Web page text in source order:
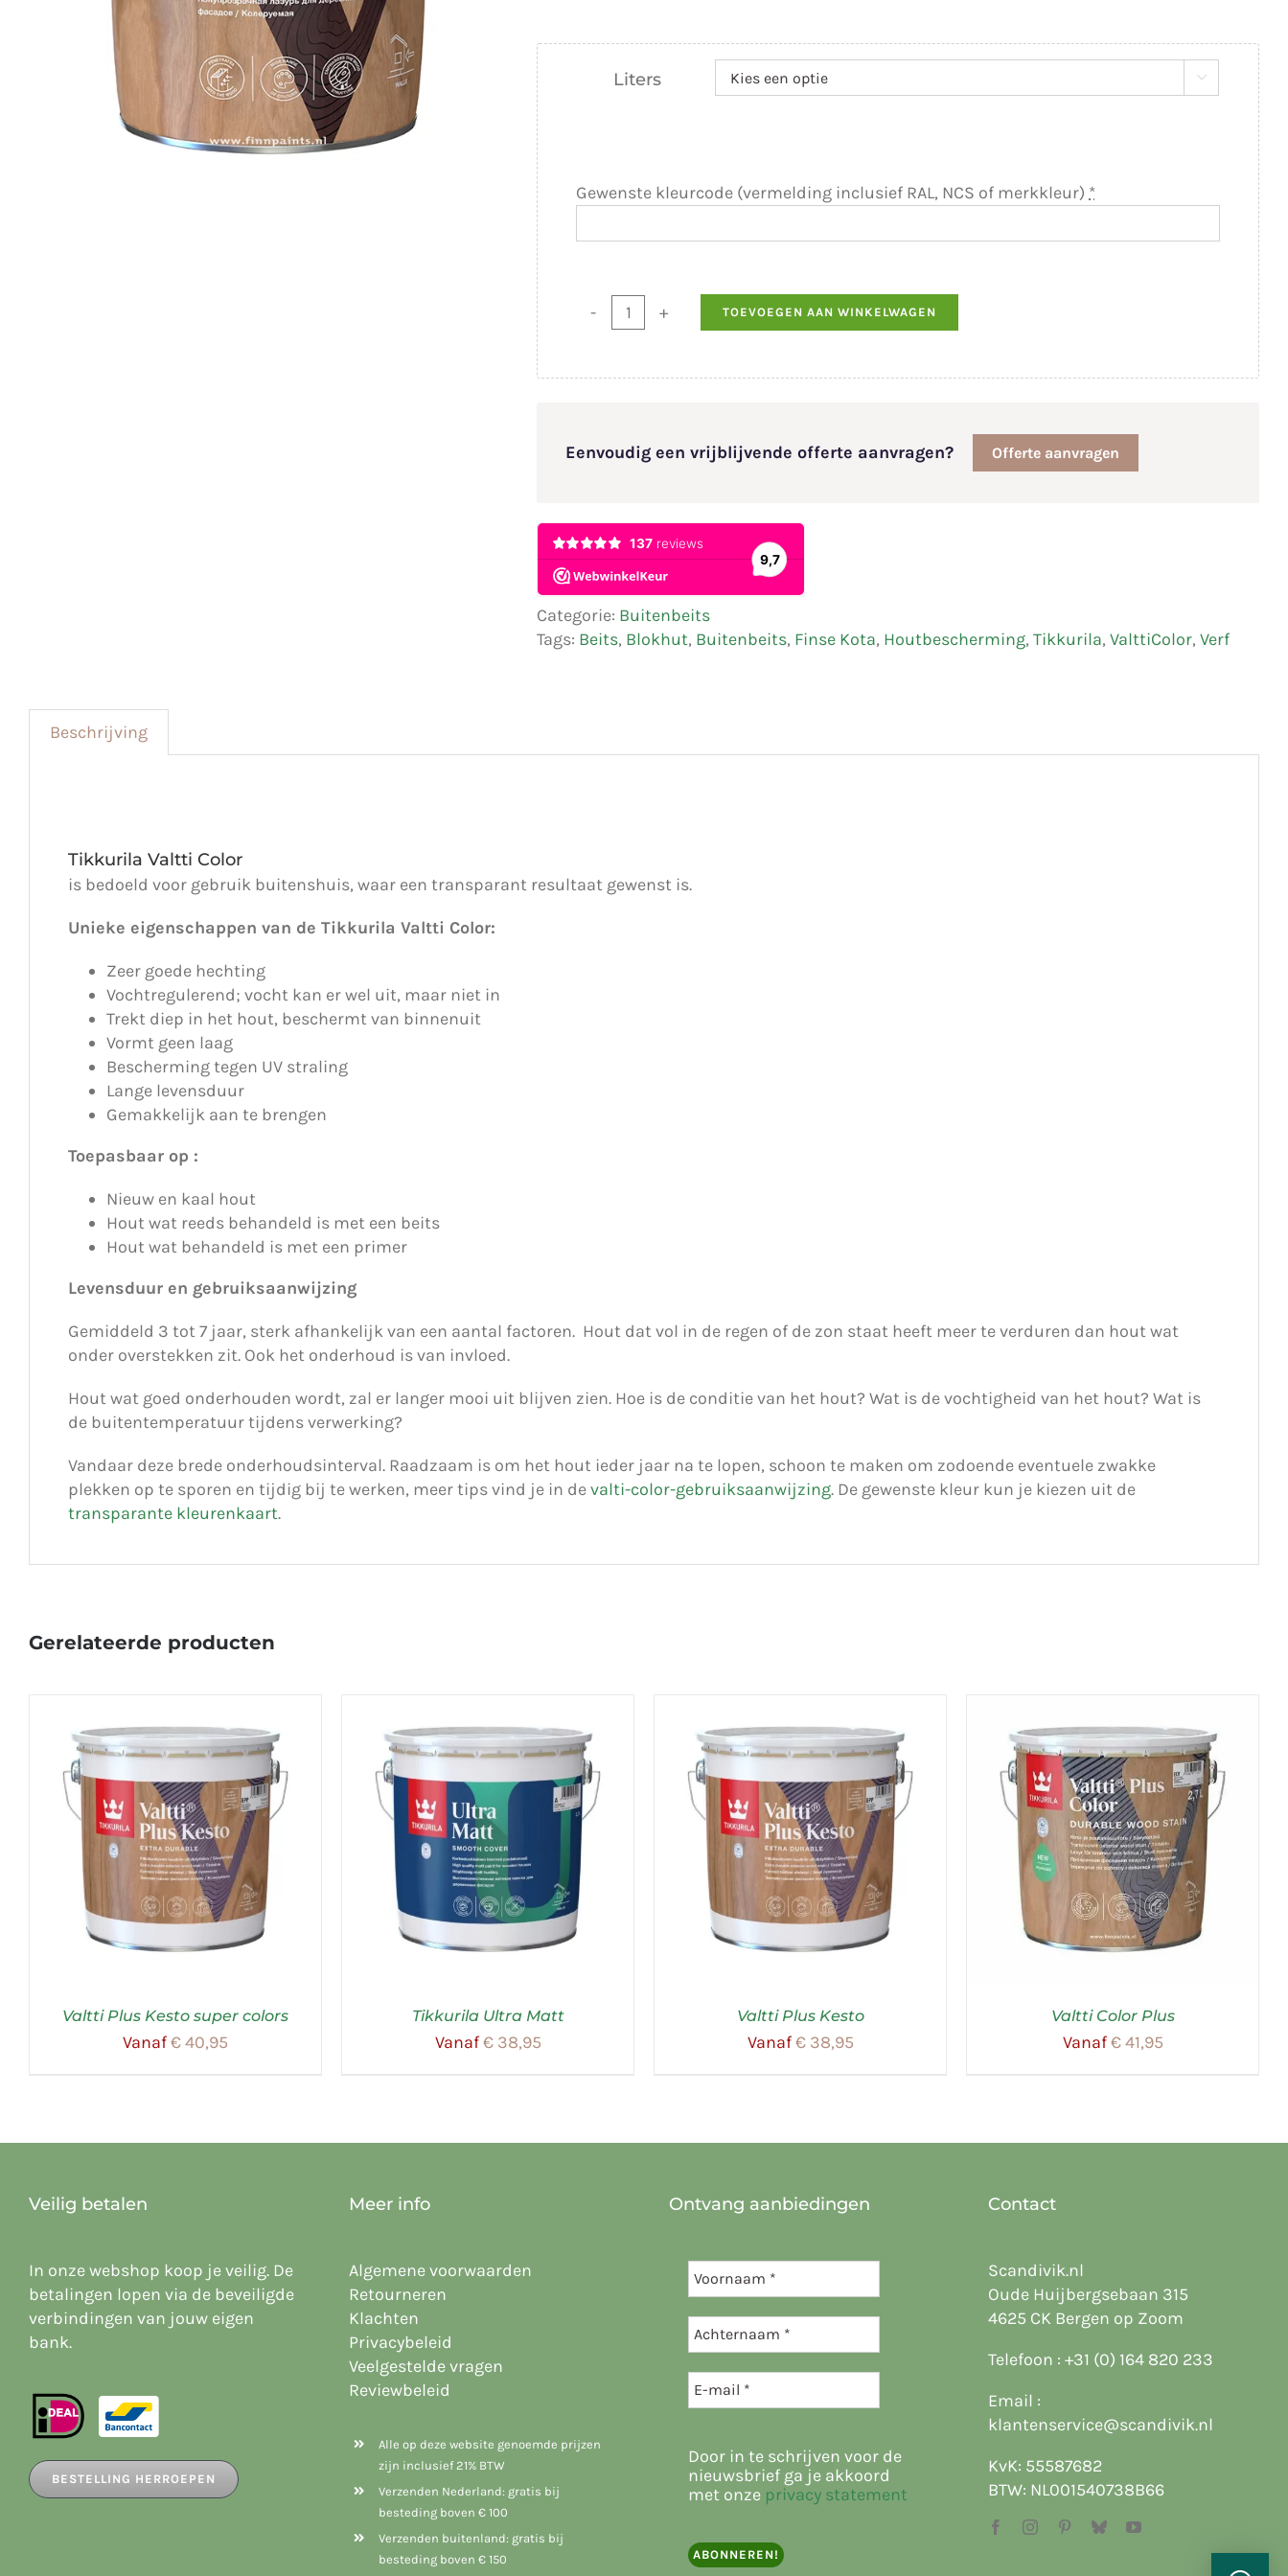
Liters 
Gewenste kleurcode (vermelding inclusief RAL, NCS of merkkleur) *
Tikkurila
transparant
aantal
TOEVOEGEN AAN WINKELWAGEN
Eenvoudig een vrijblijvende offerte aanvragen? Offerte aanvragen
Categorie: Buitenbeits
Tags: Beits, Blokhut, Buitenbeits, Finse Kota, Houtbescherming, Tikkurila, ValttiColor, Verf
Beschrijving
Tikkurila Valtti Color
is bedoeld voor gebruik buitenshuis, waar een transparant resultaat gewenst is.
Unieke eigenschappen van de Tikkurila Valtti Color:
Zeer goede hechting
Vochtregulerend; vocht kan er wel uit, maar niet in
Trekt diep in het hout, beschermt van binnenuit
Vormt geen laag
Bescherming tegen UV straling
Lange levensduur
Gemakkelijk aan te brengen
Toepasbaar op :
Nieuw en kaal hout
Hout wat reeds behandeld is met een beits
Hout wat behandeld is met een primer
Levensduur en gebruiksaanwijzing
Gemiddeld 3 tot 7 jaar, sterk afhankelijk van een aantal factoren. Hout dat vol in de regen of de zon staat heeft meer te verduren dan hout wat
onder overstekken zit. Ook het onderhoud is van invloed.
Hout wat goed onderhouden wordt, zal er langer mooi uit blijven zien. Hoe is de conditie van het hout? Wat is de vochtigheid van het hout? Wat is
de buitentemperatuur tijdens verwerking?
Vandaar deze brede onderhoudsinterval. Raadzaam is om het hout ieder jaar na te lopen, schoon te maken om zodoende eventuele zwakke
plekken op te sporen en tijdig bij te werken, meer tips vind je in devalti-color-gebruiksaanwijzing. De gewenste kleur kun je kiezen uit de
transparante kleurenkaart.
Gerelateerde producten
Valtti Plus Kesto super colors
Vanaf€40,95
Tikkurila Ultra Matt
Vanaf€38,95
Valtti Plus Kesto
Vanaf€38,95
Valtti Color Plus
Vanaf€41,95
Veilig betalen
In onze webshop koop je veilig. De
betalingen lopen via de beveiligde
verbindingen van jouw eigen
bank.
BESTELLING HERROEPEN
Meer info
Algemene voorwaarden
Retourneren
Klachten
Privacybeleid
Veelgestelde vragen
Reviewbeleid
Alle op deze website genoemde prijzen
zijn inclusief 21% BTW
Verzenden Nederland: gratis bij
besteding boven € 100
Verzenden buitenland: gratis bij
besteding boven € 150
Ontvang aanbiedingen
Door in te schrijven voor de
nieuwsbrief ga je akkoord
met onze privacy statement
Contact
Scandivik.nl
Oude Huijbergsebaan 315
4625 CK Bergen op Zoom
Telefoon :+31 (0) 164 820 233
Email :
klantenservice@scandivik.nl
KvK: 55587682
BTW: NL001540738B66